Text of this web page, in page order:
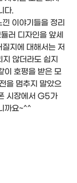
다.
이야기들을 정리
러 디자인을 앞세
지에 대해서는 저
않더라도 쉽지
이 호평을 받은 모
을 멈추지 말았으
시장에서 G5가
까요~^^